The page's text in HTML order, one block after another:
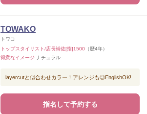
TOWAKO
トワコ
トップスタイリスト/店長補佐[指]1500 （歴4年）
得意なイメージ ナチュラル
layercutと似合わせカラー！アレンジも◎EnglishOK!
指名して予約する